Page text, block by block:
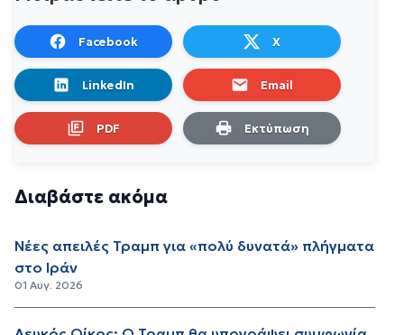
Facebook X
LinkedIn Email
PDF Εκτύπωση
Διαβάστε ακόμα
Νέες απειλές Τραμπ για «πολύ δυνατά» πλήγματα
στο Ιράν
01 Αυγ. 2026